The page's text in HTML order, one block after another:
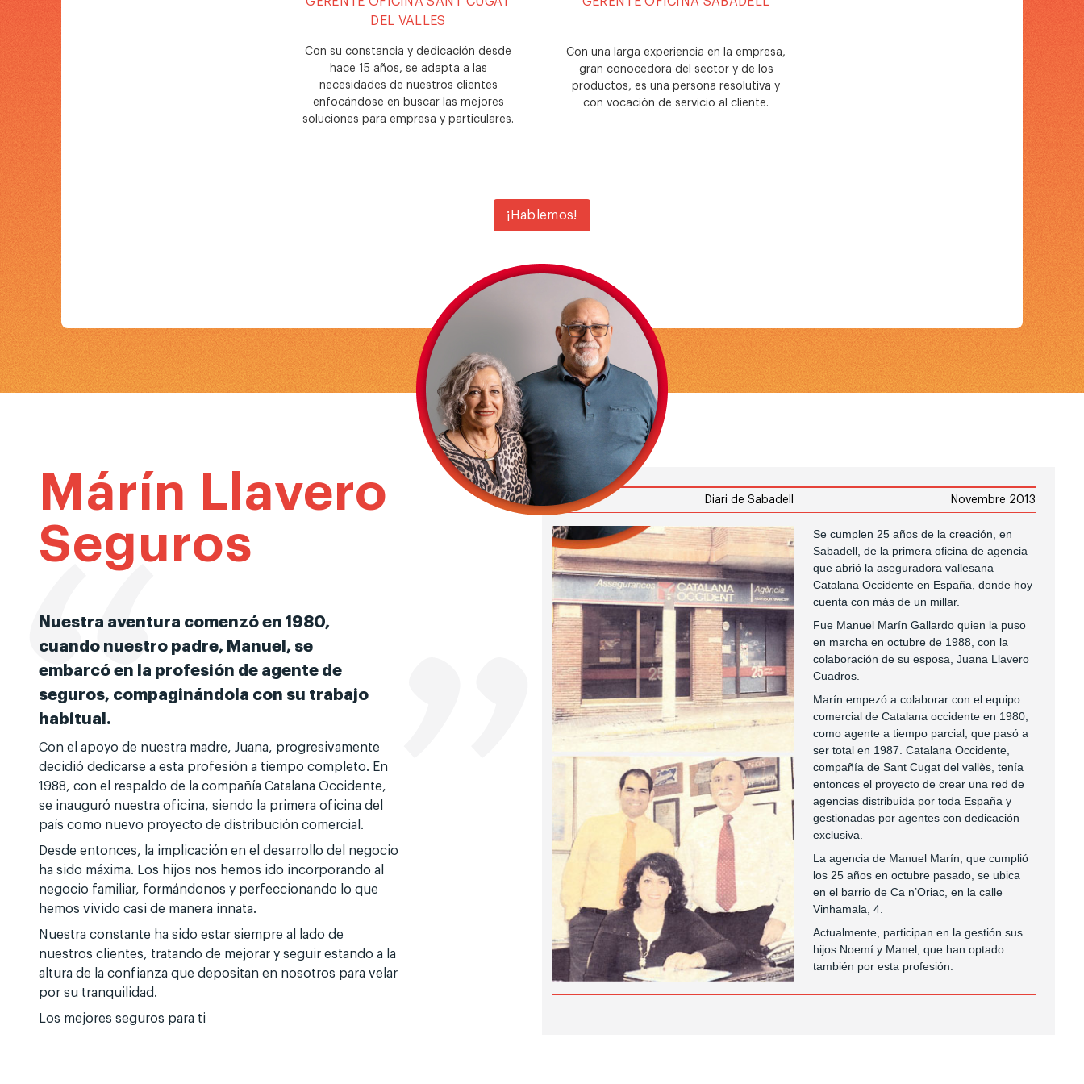
DEL VALLES
Con su constancia y dedicación desde
hace 15 años, se adapta a las
necesidades de nuestros clientes
enfocándose en buscar las mejores
soluciones para empresa y particulares.
Con una larga experiencia en la empresa,
gran conocedora del sector y de los
productos, es una persona resolutiva y
con vocación de servicio al cliente.
¡Hablemos!
Márín Llavero
Seguros
Nuestra aventura comenzó en 1980,
cuando nuestro padre, Manuel, se
embarcó en la profesión de agente de
seguros, compaginándola con su trabajo
habitual.
Con el apoyo de nuestra madre, Juana, progresivamente
decidió dedicarse a esta profesión a tiempo completo. En
1988, con el respaldo de la compañía Catalana Occidente,
se inauguró nuestra oficina, siendo la primera oficina del
país como nuevo proyecto de distribución comercial.
Desde entonces, la implicación en el desarrollo del negocio
ha sido máxima. Los hijos nos hemos ido incorporando al
negocio familiar, formándonos y perfeccionando lo que
hemos vivido casi de manera innata.
Nuestra constante ha sido estar siempre al lado de
nuestros clientes, tratando de mejorar y seguir estando a la
altura de la confianza que depositan en nosotros para velar
por su tranquilidad.
Los mejores seguros para ti
Diari de Sabadell Novembre 2013
Se cumplen 25 años de la creación, en
Sabadell, de la primera oficina de agencia
que abrió la aseguradora vallesana
Catalana Occidente en España, donde hoy
cuenta con más de un millar.
Fue Manuel Marín Gallardo quien la puso
en marcha en octubre de 1988, con la
colaboración de su esposa, Juana Llavero
Cuadros.
Marín empezó a colaborar con el equipo
comercial de Catalana occidente en 1980,
como agente a tiempo parcial, que pasó a
ser total en 1987. Catalana Occidente,
compañía de Sant Cugat del vallès, tenía
entonces el proyecto de crear una red de
agencias distribuida por toda España y
gestionadas por agentes con dedicación
exclusiva.
La agencia de Manuel Marín, que cumplió
los 25 años en octubre pasado, se ubica
en el barrio de Ca n’Oriac, en la calle
Vinhamala, 4.
Actualmente, participan en la gestión sus
hijos Noemí y Manel, que han optado
también por esta profesión.